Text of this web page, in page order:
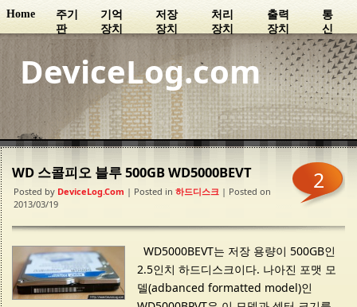
Home
주기
판
기억
장치
저장
장치
처리
장치
출력
장치
통
신
DeviceLog.com
WD 스콜피오 블루 500GB WD5000BEVT
Posted by DeviceLog.com | Posted in 하드디스크 | Posted on
2013/03/19
2
WD5000BEVT는 저장 용량이 500GB인
2.5인치 하드디스크이다. 나아진 포맷 모
델(adbanced formatted model)인